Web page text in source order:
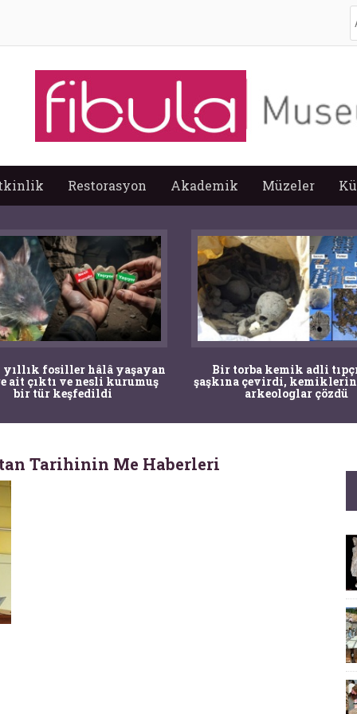
Restorasyon Akademik Müzeler
yıllık fosiller hâlâ yaşayan
ait çıktı ve nesli kurumuş
bir tür keşfedildi
Bir torba kemik adli
şaşkına çevirdi, kemiklerin
arkeologlar çözdü
Tarihinin Me Haberleri